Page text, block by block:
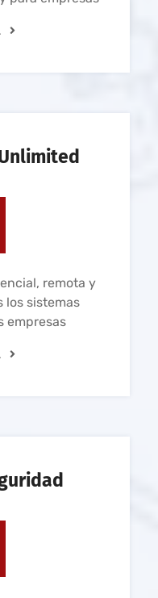
remota y
los sistemas
empresas